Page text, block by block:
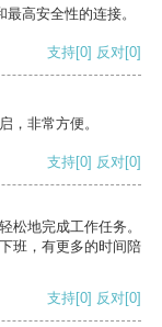
高安全性的连接。
支持[0] 反对[0]
，非常方便。
支持[0] 反对[0]
松地完成工作任务。
班，有更多的时间陪
支持[0] 反对[0]